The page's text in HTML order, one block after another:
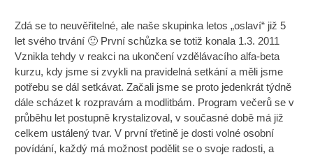
Zdá se to neuvěřitelné, ale naše skupinka letos „oslaví“ již 5
let svého trvání 🙂 První schůzka se totiž konala 1.3. 2011
Vznikla tehdy v reakci na ukončení vzdělávacího alfa-beta
kurzu, kdy jsme si zvykli na pravidelná setkání a měli jsme
potřebu se dál setkávat. Začali jsme se proto jedenkrát týdně
dále scházet k rozpravám a modlitbám. Program večerů se v
průběhu let postupně krystalizoval, v současné době má již
celkem ustálený tvar. V první třetině je dosti volné osobní
povídání, každý má možnost podělit se o svoje radosti, a